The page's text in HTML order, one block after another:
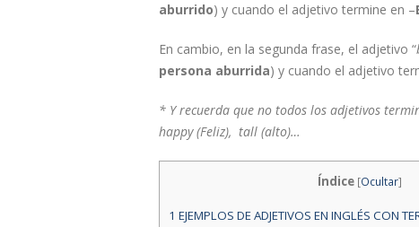
aburrido) y cuando el adjetivo termine en –
En cambio, en la segunda frase, el adjetivo “
persona aburrida) y cuando el adjetivo
* Y recuerda que no todos los adjetivos
happy (Feliz), tall (alto)…
Índice [Ocultar]
1 EJEMPLOS DE ADJETIVOS EN INGLÉS CON